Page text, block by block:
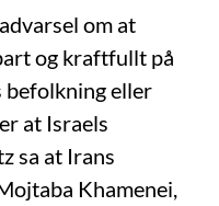
om at
og kraftfullt på
befolkning eller
at Israels
sa at Irans
Khamenei,